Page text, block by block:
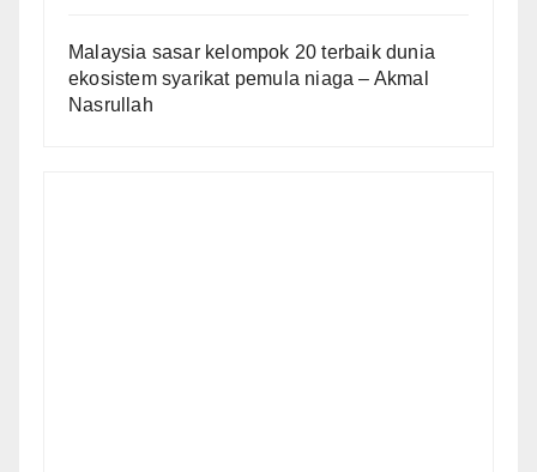
Malaysia sasar kelompok 20 terbaik dunia
ekosistem syarikat pemula niaga – Akmal
Nasrullah